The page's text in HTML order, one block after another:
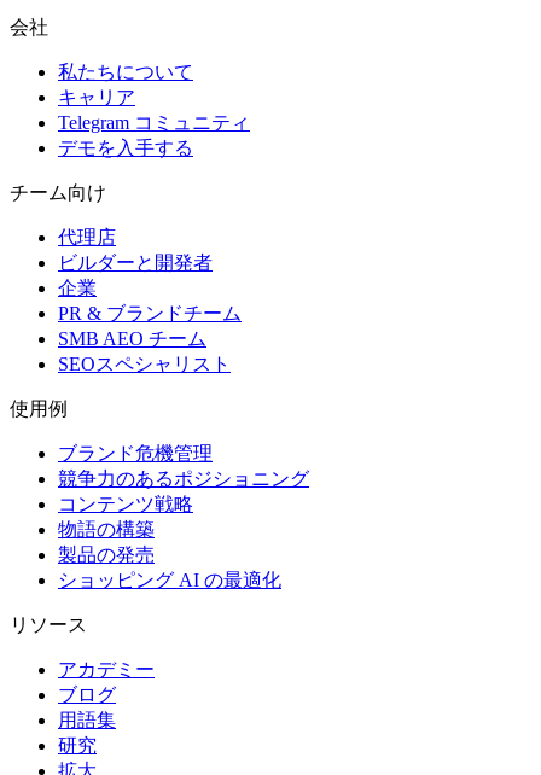
会社
私たちについて
キャリア
Telegram コミュニティ
デモを入手する
チーム向け
代理店
ビルダーと開発者
企業
PR & ブランドチーム
SMB AEO チーム
SEOスペシャリスト
使用例
ブランド危機管理
競争力のあるポジショニング
コンテンツ戦略
物語の構築
製品の発売
ショッピング AI の最適化
リソース
アカデミー
ブログ
用語集
研究
拡大